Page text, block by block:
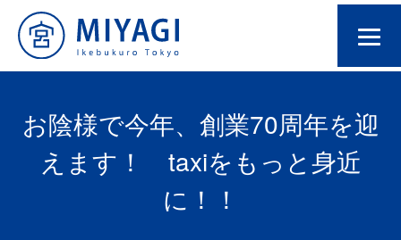
お陰様で今年、創業70周年を迎
えます！ taxiをもっと身近
に！！